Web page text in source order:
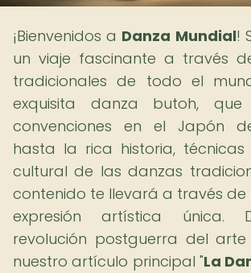
¡Bienvenidos a Danza Mundial!
un viaje fascinante a través
tradicionales de todo el
exquisita danza butoh,
convenciones en el Japón
hasta la rica historia, técnicas
cultural de las danzas
contenido te llevará a través de
expresión artística única.
revolución postguerra del
nuestro artículo principal "La